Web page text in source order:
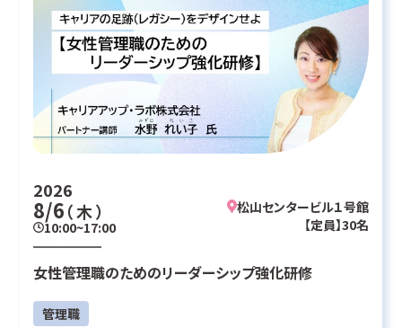
2026
8/6（ 木 ）
10:00~17:00
松山センタービル１号館
【定員】30名
女性管理職のためのリーダーシップ強化研修
管理職